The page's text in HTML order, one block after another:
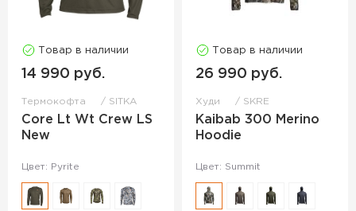
Товар в наличии
14 990 руб.
Термокофта SITKA
Core Lt Wt Crew LS
New
Цвет: Pyrite
Товар в наличии
26 990 руб.
Худи SKRE
Kaibab 300 Merino
Hoodie
Цвет: Summit